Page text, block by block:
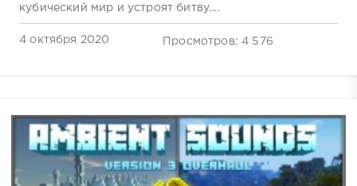
кубический мир и устроят битву....
4 октября 2020 Просмотров: 4 576